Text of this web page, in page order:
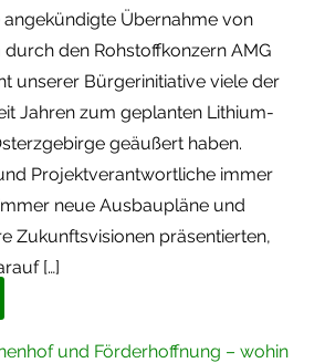
angekündigte Übernahme von
den Rohstoffkonzern AMG
unserer Bürgerinitiative viele der
Jahren zum geplanten Lithium-
geäußert haben.
Projektverantwortliche immer
neue Ausbaupläne und
Zukunftsvisionen präsentierten,
[…]
und Förderhoffnung – wohin